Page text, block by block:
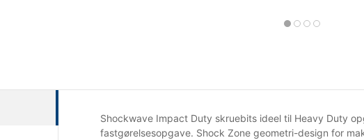
Shockwave Impact Duty skruebits ideel til Heavy Duty
fastgørelsesopgave. Shock Zone geometri-design for